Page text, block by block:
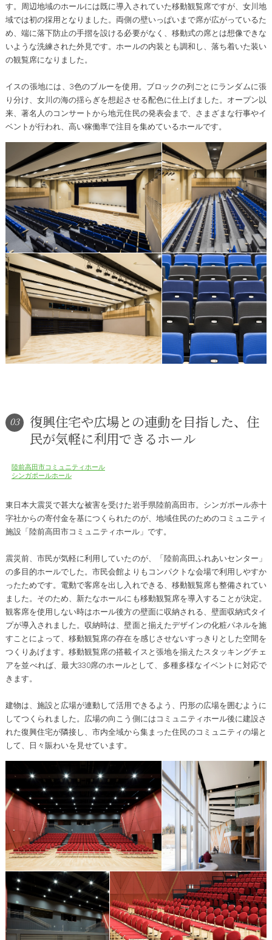
す。周辺地域のホールには既に導入されていた移動観覧席ですが、女川地
域では初の採用となりました。両側の壁いっぱいまで席が広がっているた
め、端に落下防止の手摺を設ける必要がなく、移動式の席とは想像できな
いような洗練された外見です。ホールの内装とも調和し、落ち着いた装い
の観覧席になりました。
イスの張地には、3色のブルーを使用。ブロックの列ごとにランダムに張
り分け、女川の海の揺らぎを想起させる配色に仕上げました。オープン以
来、著名人のコンサートから地元住民の発表会まで、さまざまな行事やイ
ベントが行われ、高い稼働率で注目を集めているホールです。
03
復興住宅や広場との連動を目指した、住
民が気軽に利用できるホール
陸前高田市コミュニティホール
シンガポールホール
東日本大震災で甚大な被害を受けた岩手県陸前高田市。シンガポール赤十
字社からの寄付金を基につくられたのが、地域住民のためのコミュニティ
施設「陸前高田市コミュニティホール」です。
震災前、市民が気軽に利用していたのが、「陸前高田ふれあいセンター」
の多目的ホールでした。市民会館よりもコンパクトな会場で利用しやすか
ったためです。電動で客席を出し入れできる、移動観覧席も整備されてい
ました。そのため、新たなホールにも移動観覧席を導入することが決定。
観客席を使用しない時はホール後方の壁面に収納される、壁面収納式タイ
プが導入されました。収納時は、壁面と揃えたデザインの化粧パネルを施
すことによって、移動観覧席の存在を感じさせないすっきりとした空間を
つくりあげます。移動観覧席の搭載イスと張地を揃えたスタッキングチェ
アを並べれば、最大330席のホールとして、多種多様なイベントに対応で
きます。
建物は、施設と広場が連動して活用できるよう、円形の広場を囲むように
してつくられました。広場の向こう側にはコミュニティホール後に建設さ
れた復興住宅が隣接し、市内全域から集まった住民のコミュニティの場と
して、日々賑わいを見せています。